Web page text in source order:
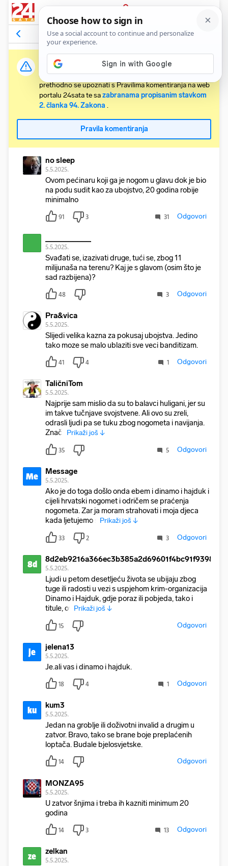
PRIJAVA
Komentari164 Relevantni
Važna obavijest:
Svaki korisnik koji želi komentirati članke obvezan je
prethodno se upoznati s Pravilima komentiranja na web
portalu 24sata te sazabranama propisanim stavkom
2. članka 94. Zakona .
Pravila komentiranja
no sleep
5.5.2025.
Ovom pećinaru koji ga je nogom u glavu dok je bio
na podu sudit kao za ubojstvo, 20 godina robije
minimalno
91 3 31 Odgovori
5.5.2025.
Svađati se, izazivati druge, tući se, zbog 11
milijunaša na terenu? Kaj je s glavom (osim što je
sad razbijena)?
48 3 Odgovori
Pra&vica
5.5.2025.
Slijedi velika kazna za pokusaj ubojstva. Jedino
tako moze se malo ublaziti sve veci banditizam.
41 4 1 Odgovori
TaličniTom
5.5.2025.
Najprije sam mislio da su to balavci huligani, jer su
im takve tučnjave svojstvene. Ali ovo su zreli,
odrasli ljudi pa se tuku zbog nogometa i navijanja.
Znači, Prikaži još ↓
35 5 Odgovori
Me Message
5.5.2025.
Ako je do toga došlo onda ebem i dinamo i hajduk i
cijeli hrvatski nogomet i odričem se praćenja
nogometa. Zar ja moram strahovati i moja djeca
kada ljetujemo š Prikaži još ↓
33 2 3 Odgovori
8d 8d2eb9216a366ec3b385a2d69601f4bc91f93985
5.5.2025.
Ljudi u petom desetljeću života se ubijaju zbog
tuge ili radosti u vezi s uspjehom krim-organizacija
Dinamo i Hajduk, gdje poraz ili pobjeda, tako i
titule, ov Prikaži još ↓
15 Odgovori
je jelena13
5.5.2025.
Je.ali vas i dinamo i hajduk.
18 4 1 Odgovori
ku kum3
5.5.2025.
Jedan na groblje ili doživotni invalid a drugim u
zatvor. Bravo, tako se brane boje preplaćenih
loptača. Budale bjelosvjetske.
14 Odgovori
MONZA95
5.5.2025.
U zatvor šnjima i treba ih kazniti minimum 20
godina
14 3 13 Odgovori
ze zelkan
5.5.2025.